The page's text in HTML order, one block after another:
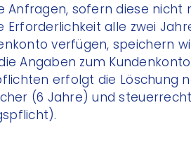
Anfragen, sofern diese nicht
alle zwei
verfügen, speichern
Angaben zum
erfolgt die Löschung
(6 Jahre) und